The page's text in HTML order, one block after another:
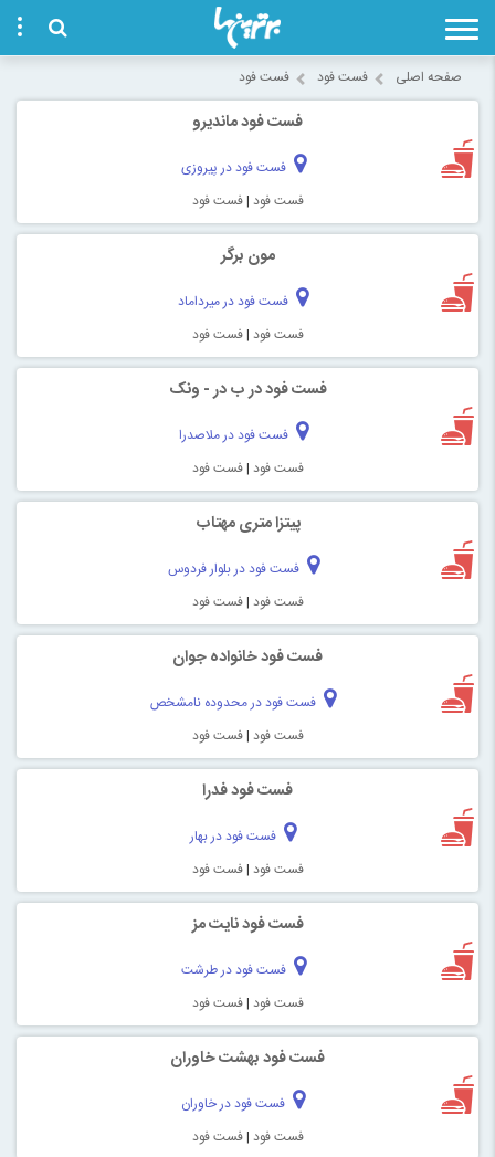
صفحه اصلی فست فود فست فود
فست فود ماندیرو
فست فود در پیروزی
فست فود |فست فود
مون برگر
فست فود در میرداماد
فست فود |فست فود
فست فود در ب در - ونک
فست فود در ملاصدرا
فست فود |فست فود
پیتزا متری مهتاب
فست فود در بلوار فردوس
فست فود |فست فود
فست فود خانواده جوان
فست فود در محدوده نامشخص
فست فود |فست فود
فست فود فدرا
فست فود در بهار
فست فود |فست فود
فست فود نایت مز
فست فود در طرشت
فست فود |فست فود
فست فود بهشت خاوران
فست فود در خاوران
فست فود |فست فود